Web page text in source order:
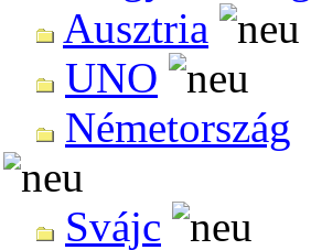
Ausztria
UNO
Németország
Svájc